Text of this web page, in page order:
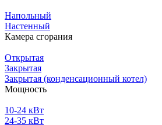
Напольный
Настенный
Камера сгорания
Открытая
Закрытая
Закрытая (конденсационный котел)
Мощность
10-24 кВт
24-35 кВт